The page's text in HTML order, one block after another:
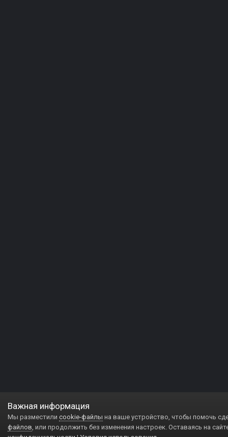
Важная информация
Мы разместили cookie-файлы на ваше устройство, чтобы помочь
файлов, или продолжить без изменения настроек. Оставаясь на